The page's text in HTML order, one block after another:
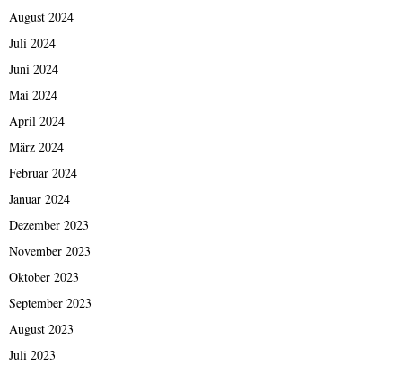
August 2024
Juli 2024
Juni 2024
Mai 2024
April 2024
März 2024
Februar 2024
Januar 2024
Dezember 2023
November 2023
Oktober 2023
September 2023
August 2023
Juli 2023